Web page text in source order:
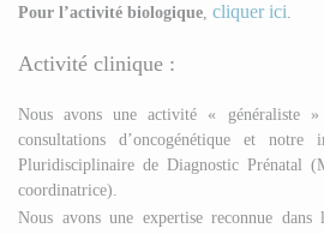
Pour l’activité biologique cliquer ici
Activité clinique :
Nous avons une activité « généraliste
consultations d’oncogénétique et
Pluridisciplinaire de Diagnostic Prénatal
coordinatrice).
Nous avons une expertise reconnue dans